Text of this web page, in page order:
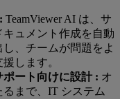
TeamViewer AI は、サ
ュメント作成を自動
、チームが問題をよ
します。
ート向けに設計 : オ
まで、IT システム